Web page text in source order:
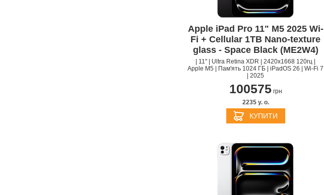
Apple iPad Pro 11" M5 2025 Wi-
Fi + Cellular 1TB Nano-texture
glass - Space Black (ME2W4)
| 11" | Ultra Retina XDR | 2420x1668 120гц |
Apple M5 | Пам'ять 1024 ГБ | iPadOS 26 | Wi-Fi 7
| 2025
100575грн
2235 y. о.
КУПИТИ